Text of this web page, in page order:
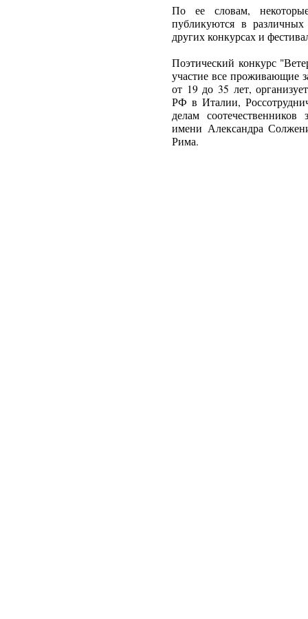
По ее словам,
публикуются в
других конкурсах и
Поэтический конкурс
участие все проживающие
от 19 до 35 лет,
РФ в Италии,
делам
имени Александра
Рима.